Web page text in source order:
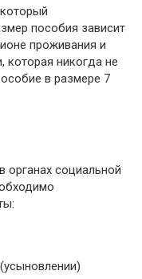
пособия зависит
проживания и
которая никогда не
в размере 7
органах социальной